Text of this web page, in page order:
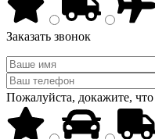
Заказать звонок
Пожалуйста, докажите,